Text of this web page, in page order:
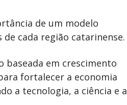
de um modelo
cada região catarinense.
baseada em crescimento
fortalecer a economia
a tecnologia, a ciência e a